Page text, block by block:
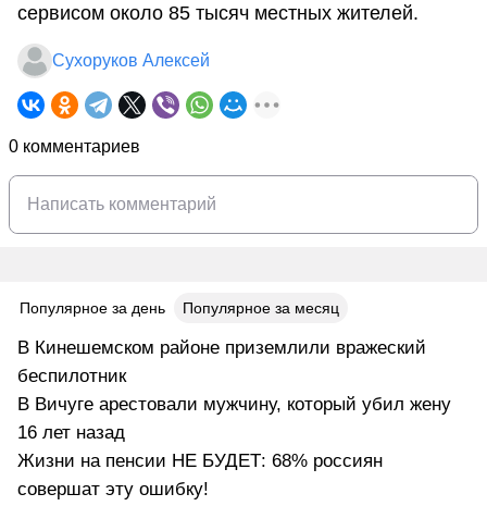
сервисом около 85 тысяч местных жителей.
Сухоруков Алексей
0 комментариев
Популярное за день Популярное за месяц
В Кинешемском районе приземлили вражеский
беспилотник
В Вичуге арестовали мужчину, который убил жену
16 лет назад
Жизни на пенсии НЕ БУДЕТ: 68% россиян
совершат эту ошибку!